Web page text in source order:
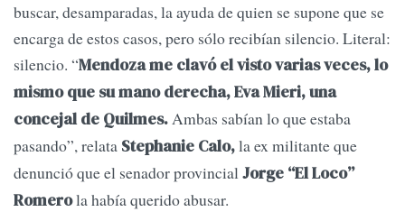
buscar, desamparadas, la ayuda de quien se supone que se
encarga de estos casos, pero sólo recibían silencio. Literal:
silencio. “Mendoza me clavó el visto varias veces, lo
mismo que su mano derecha, Eva Mieri, una
concejal de Quilmes.Ambas sabían lo que estaba
pasando”, relata Stephanie Calo,la ex militante que
denunció que el senador provincialJorge “El Loco”
Romerola había querido abusar.